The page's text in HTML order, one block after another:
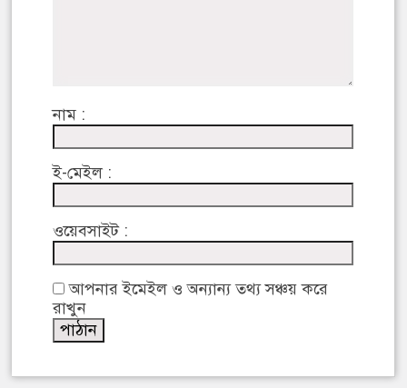
নাম :
ই-মেইল :
ওয়েবসাইট :
আপনার ইমেইল ও অন্যান্য তথ্য সঞ্চয় করে
রাখুন